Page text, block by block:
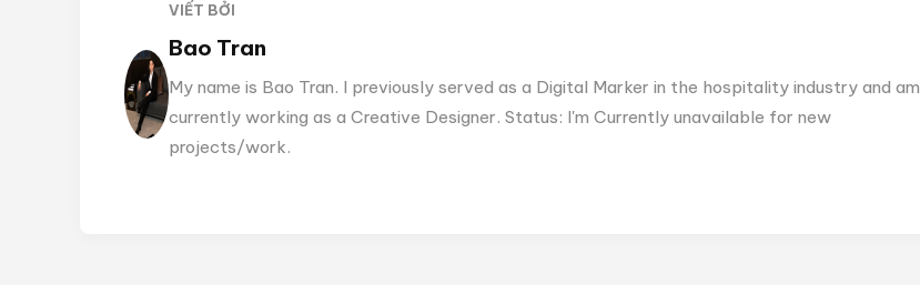
VIẾT BỞI
Bao Tran
My name is Bao Tran. I previously served as a Digital Marker in the hospitality industry and am
currently working as a Creative Designer. Status: I'm Currently unavailable for new
projects/work.